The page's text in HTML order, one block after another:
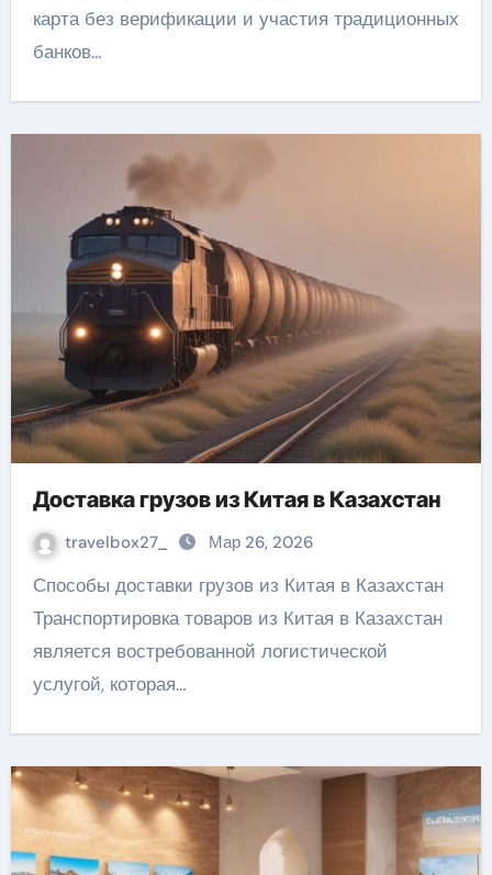
карта без верификации и участия традиционных
банков…
Доставка грузов из Китая в Казахстан
travelbox27_ Мар 26, 2026
Способы доставки грузов из Китая в Казахстан
Транспортировка товаров из Китая в Казахстан
является востребованной логистической
услугой, которая…